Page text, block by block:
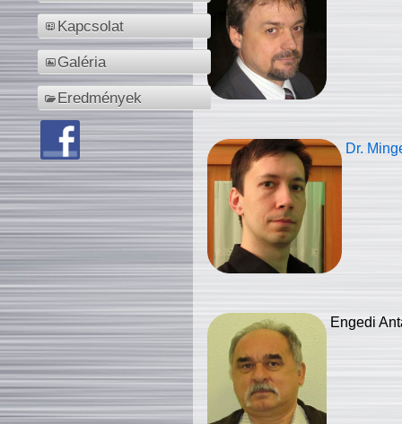
Kapcsolat
Galéria
Eredmények
Dr.
Engedi